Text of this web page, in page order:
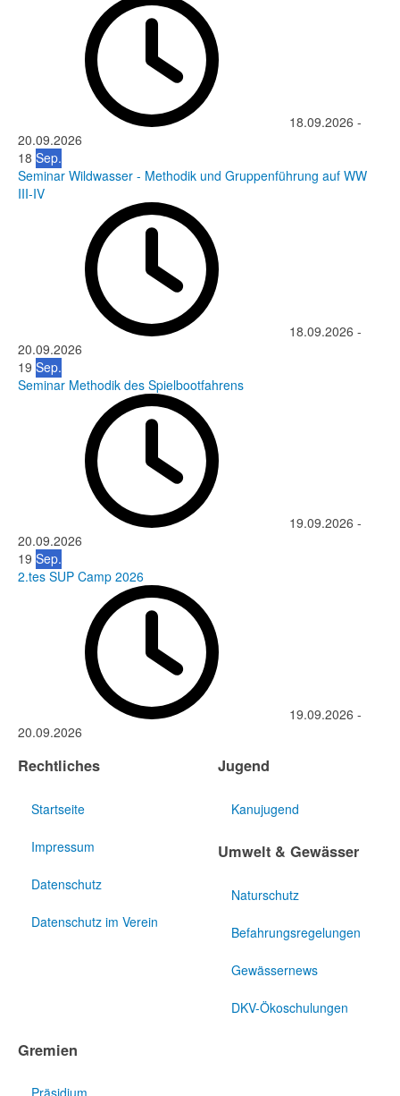
18.09.2026 -
20.09.2026
18 Sep.
Seminar Wildwasser - Methodik und Gruppenführung auf WW
III-IV
18.09.2026 -
20.09.2026
19 Sep.
Seminar Methodik des Spielbootfahrens
19.09.2026 -
20.09.2026
19 Sep.
2.tes SUP Camp 2026
19.09.2026 -
20.09.2026
Rechtliches
Startseite
Impressum
Datenschutz
Datenschutz im Verein
Jugend
Kanujugend
Umwelt & Gewässer
Naturschutz
Befahrungsregelungen
Gewässernews
DKV-Ökoschulungen
Gremien